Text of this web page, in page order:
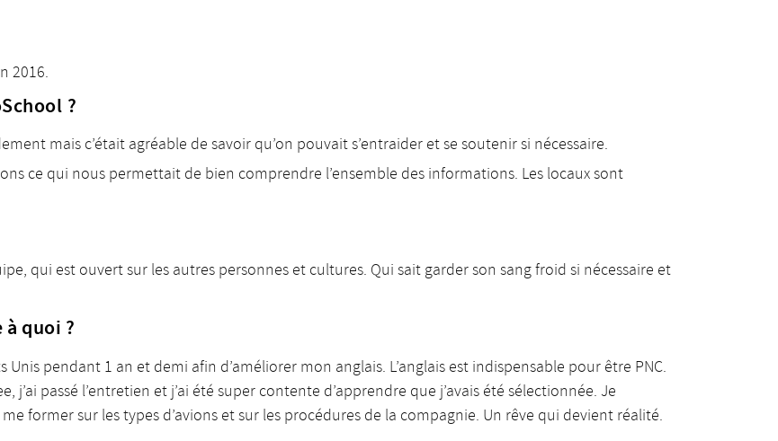
2016.
?
mais c’était agréable de savoir qu’on pouvait s’entraider et se soutenir si nécessaire.
ce qui nous permettait de bien comprendre l’ensemble des informations. Les locaux sont
qui est ouvert sur les autres personnes et cultures. Qui sait garder son sang froid si nécessaire et
quoi ?
pendant 1 an et demi afin d’améliorer mon anglais. L’anglais est indispensable pour être PNC.
j’ai passé l’entretien et j’ai été super contente d’apprendre que j’avais été sélectionnée. Je
former sur les types d’avions et sur les procédures de la compagnie. Un rêve qui devient réalité.